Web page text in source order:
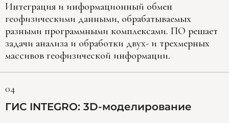
Интеграция и информационный обмен
геофизическими данными, обрабатываемых
разными программными комплексами. ПО решает
задачи анализа и обработки двух- и трехмерных
массивов геофизической информации.
04
ГИС INTEGRO: 3D-моделирование